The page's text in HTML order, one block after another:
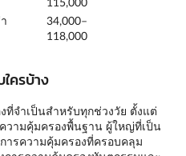
34,000–
118,000
ครบ้าง
จำเป็นสำหรับทุกช่วงวัย ตั้งแต่
วามคุ้มครองพื้นฐาน ผู้ใหญ่ที่เป็น
ารความคุ้มครองที่ครอบคลุม